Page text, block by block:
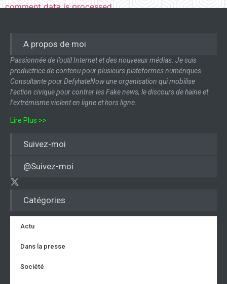
comment data is processed.
Catégories
Actu
Dans la presse
Société
A propos de moi
Passionnée de l’outil Internet et des nouveaux médias. Je suis
productrice de contenu pour plusieurs plateformes numériques.
Consultante pour DefyhateNow une organisation qui mobilise
l’action civique pour contrer les Fake news, le discours de haine et
l’extrémisme violent en ligne et hors ligne.
Lire Plus >>
Suivez-moi
@Suivez-moi